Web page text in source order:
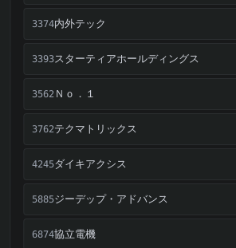
3374内外テック
3393スターティアホールディングス
3562 Ｎｏ．１
3762テクマトリックス
4245ダイキアクシス
5885ジーデップ・アドバンス
6874協立電機